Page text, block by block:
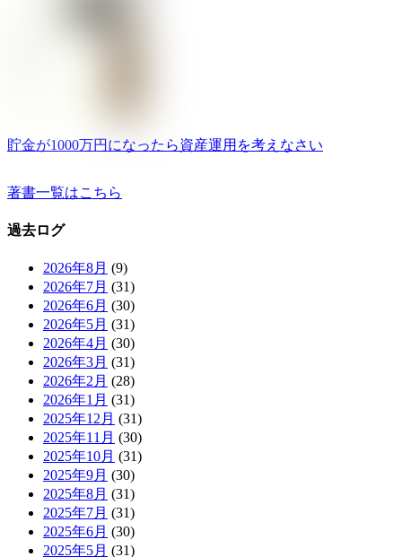
貯金が1000万円になったら資産運用を考えなさい
著書一覧はこちら
過去ログ
2026年8月 (9)
2026年7月 (31)
2026年6月 (30)
2026年5月 (31)
2026年4月 (30)
2026年3月 (31)
2026年2月 (28)
2026年1月 (31)
2025年12月 (31)
2025年11月 (30)
2025年10月 (31)
2025年9月 (30)
2025年8月 (31)
2025年7月 (31)
2025年6月 (30)
2025年5月 (31)